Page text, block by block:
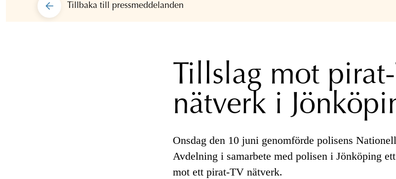
Tillbaka till pressmeddelanden
Tillslag mot
nätverk i
Onsdag den 10 juni genomförde polisens
Avdelning i samarbete med polisen i Jönköping
mot ett pirat-TV nätverk.